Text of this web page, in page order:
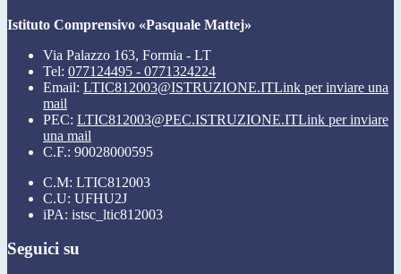
Istituto Comprensivo «Pasquale Mattej»
Via Palazzo 163, Formia - LT
Tel: 077124495 - 0771324224
Email: LTIC812003@ISTRUZIONE.ITLink per inviare una
mail
PEC: LTIC812003@PEC.ISTRUZIONE.ITLink per inviare
una mail
C.F.: 90028000595
C.M: LTIC812003
C.U: UFHU2J
iPA: istsc_ltic812003
Seguici su